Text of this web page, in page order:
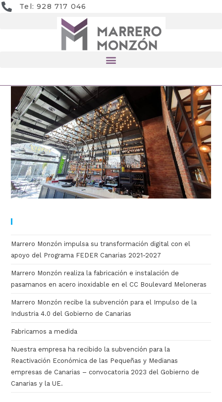
Tel: 928 717 046
Marrero Monzón impulsa su transformación digital con el
apoyo del Programa FEDER Canarias 2021-2027
Marrero Monzón realiza la fabricación e instalación de
pasamanos en acero inoxidable en el CC Boulevard Meloneras
Marrero Monzón recibe la subvención para el Impulso de la
Industria 4.0 del Gobierno de Canarias
Fabricamos a medida
Nuestra empresa ha recibido la subvención para la
Reactivación Económica de las Pequeñas y Medianas
empresas de Canarias – convocatoria 2023 del Gobierno de
Canarias y la UE.